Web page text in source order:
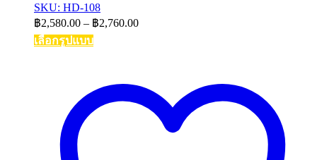
SKU: HD-108
฿2,580.00 – ฿2,760.00Price
เลือกรูปแบบ
options